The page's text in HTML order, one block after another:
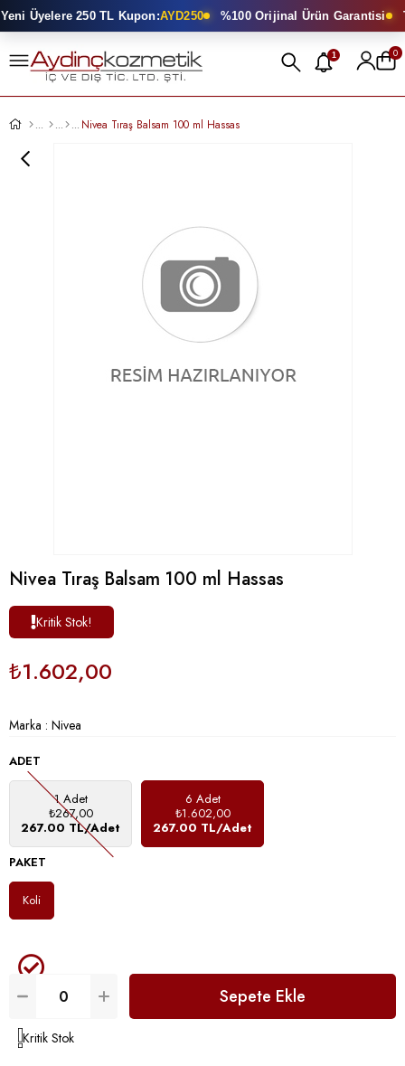
Üyelere 250 TL Kupon:AYD250 %100 Orijinal Ürün Garantisi
1 0
Nivea Tıraş Balsam 100 ml Hassas
Nivea Tıraş Balsam 100 ml Hassas
Kritik Stok!
₺1.602,00
Marka : Nivea
ADET
1 Adet
₺267,00
267.00 TL/Adet
6 Adet
₺1.602,00
267.00 TL/Adet
PAKET
Koli
Kritik Stok